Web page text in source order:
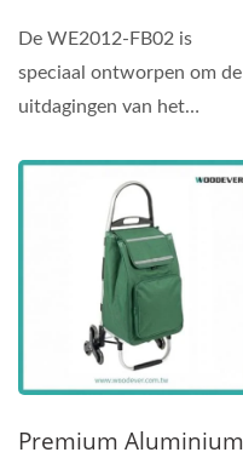
Winkelwagen
De WE2012-FB02 is
speciaal ontworpen om de
uitdagingen van het
Premium Aluminium